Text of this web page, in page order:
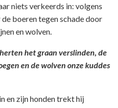
niets verkeerds in: volgens
boeren tegen schade door
en wolven.
het graan verslinden, de
en de wolven onze kuddes
en zijn honden trekt hij